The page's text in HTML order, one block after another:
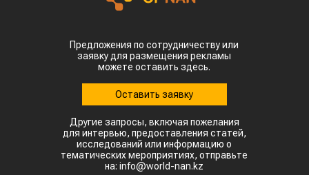
Предложения по сотрудничеству или
заявку для размещения рекламы
можете оставить здесь.
Оставить заявку
Другие запросы, включая пожелания
для интервью, предоставления статей,
исследований или информацию о
тематических мероприятиях, отправьте
на: info@world-nan.kz